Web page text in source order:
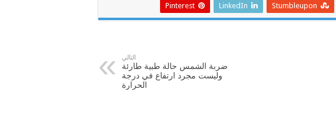
Stumbleupon
LinkedIn
Pinterest
التالي
ضربة الشمس حالة طبية طارئة
وليست مجرد ارتفاع في درجة
الحرارة